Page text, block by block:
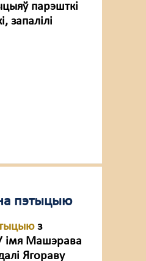
парэшткі
запалілі
пэтыцыю
з
імя Машэрава
Ягораву